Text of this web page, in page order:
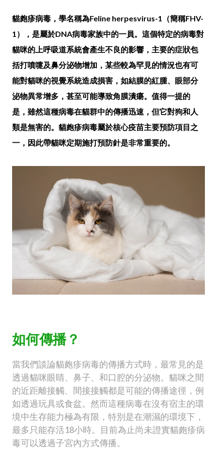
貓皰疹病毒，學名稱為Feline herpesvirus-1（簡稱FHV-
1），是屬於DNA病毒家族中的一員。這個特定的病毒對
貓咪的上呼吸道系統會產生不良的影響，主要的症狀包
括打噴嚏及鼻分泌物增加，某些較為罕見的情況也有可
能對貓咪的視覺系統造成損害，如結膜的紅腫、眼部分
泌物異常增多，甚至可能導致角膜潰瘍。值得一提的
是，雖然這種病毒在貓群中的傳播迅速，但它對狗和人
類是無害的。貓皰疹病毒屬於核心疫苗主要預防項目之
一，因此帶貓咪定期施打預防針是非常重要的。
如何傳播？
當我們談論貓皰疹病毒的傳播方式時，最常見的是
透過貓咪眼睛、鼻子、和口腔的分泌物。貓咪之間
的近距離接觸、間接接觸都是可能的傳播途徑，例
如透過玩具或食盆。然而這種病毒在沒有宿主的環
境中生存能力極為有限，特別是在潮濕的環境下，
最多只能存活18小時。目前為止尚未證實貓皰疹病
毒可以透過子宮內方式傳播。